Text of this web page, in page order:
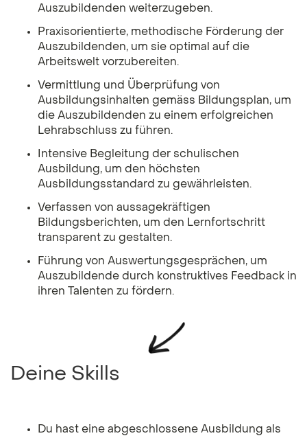
Auszubildenden weiterzugeben.
Praxisorientierte, methodische Förderung der
Auszubildenden, um sie optimal auf die
Arbeitswelt vorzubereiten.
Vermittlung und Überprüfung von
Ausbildungsinhalten gemäss Bildungsplan, um
die Auszubildenden zu einem erfolgreichen
Lehrabschluss zu führen.
Intensive Begleitung der schulischen
Ausbildung, um den höchsten
Ausbildungsstandard zu gewährleisten.
Verfassen von aussagekräftigen
Bildungsberichten, um den Lernfortschritt
transparent zu gestalten.
Führung von Auswertungsgesprächen, um
Auszubildende durch konstruktives Feedback in
ihren Talenten zu fördern.
Deine Skills
Du hast eine abgeschlossene Ausbildung als